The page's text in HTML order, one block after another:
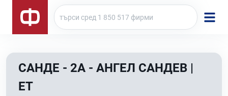
САНДЕ - 2А - АНГЕЛ САНДЕВ |
ЕТ